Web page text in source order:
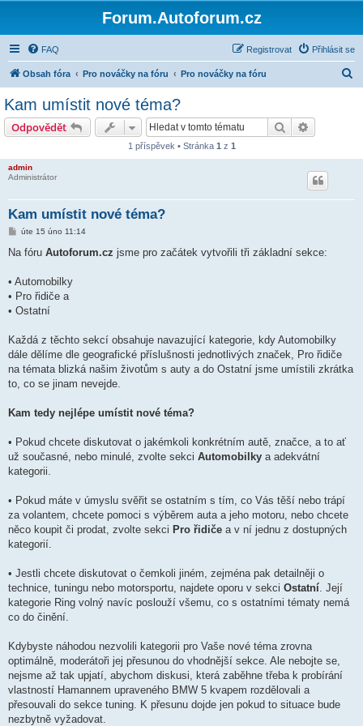
Forum.Autoforum.cz
FAQ Přihlásit se
Registrovat
Obsah fóra Pro nováčky na fóru Pro nováčky na fóru
Kam umístit nové téma?
Odpovědět Hledat
1 příspěvek • Stránka 1 z 1
admin
Administrátor
Kam umístit nové téma?
P
í
ě
e
k
úte 15 úno 11:14
Na fóru Autoforum.cz jsme pro začátek vytvořili tři základní sekce:
• Automobilky
• Pro řidiče a
• Ostatní
Každá z těchto sekcí obsahuje navazující kategorie, kdy Automobilky
dále dělíme dle geografické příslušnosti jednotlivých značek, Pro řidiče
na témata blizká našim životům s auty a do Ostatní jsme umístili zkrátka
to, co se jinam nevejde.
Kam tedy nejlépe umístit nové téma?
• Pokud chcete diskutovat o jakémkoli konkrétním autě, značce, a to ať
už současné, nebo minulé, zvolte sekci Automobilky a adekvátní
kategorii.
• Pokud máte v úmyslu svěřit se ostatním s tím, co Vás těší nebo trápí
za volantem, chcete pomoci s výběrem auta a jeho motoru, nebo chcete
něco koupit či prodat, zvolte sekci Pro řidiče a v ní jednu z dostupných
kategorií.
• Jestli chcete diskutovat o čemkoli jiném, zejména pak detailněji o
technice, tuningu nebo motorsportu, najdete oporu v sekci Ostatní. Její
kategorie Ring volný navíc poslouží všemu, co s ostatními tématy nemá
co do činění.
Kdybyste náhodou nezvolili kategorii pro Vaše nové téma zrovna
optimálně, moderátoři jej přesunou do vhodnější sekce. Ale nebojte se,
nejsme až tak upjatí, abychom diskusi, která zaběhne třeba k probírání
vlastností Hamannem upraveného BMW 5 kvapem rozdělovali a
přesouvali do sekce tuning. K přesunu dojde jen pokud to situace bude
nezbytně vyžadovat.